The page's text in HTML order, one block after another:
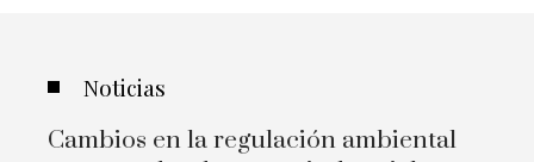
Noticias
Cambios en la regulación ambiental